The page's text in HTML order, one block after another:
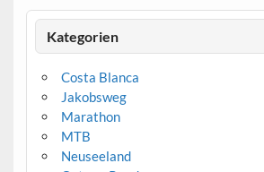
Kategorien
Costa Blanca
Jakobsweg
Marathon
MTB
Neuseeland